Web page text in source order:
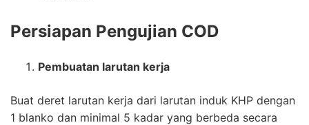
Persiapan Pengujian COD
Pembuatan larutan kerja
Buat deret larutan kerja dari larutan induk KHP dengan
1 blanko dan minimal 5 kadar yang berbeda secara